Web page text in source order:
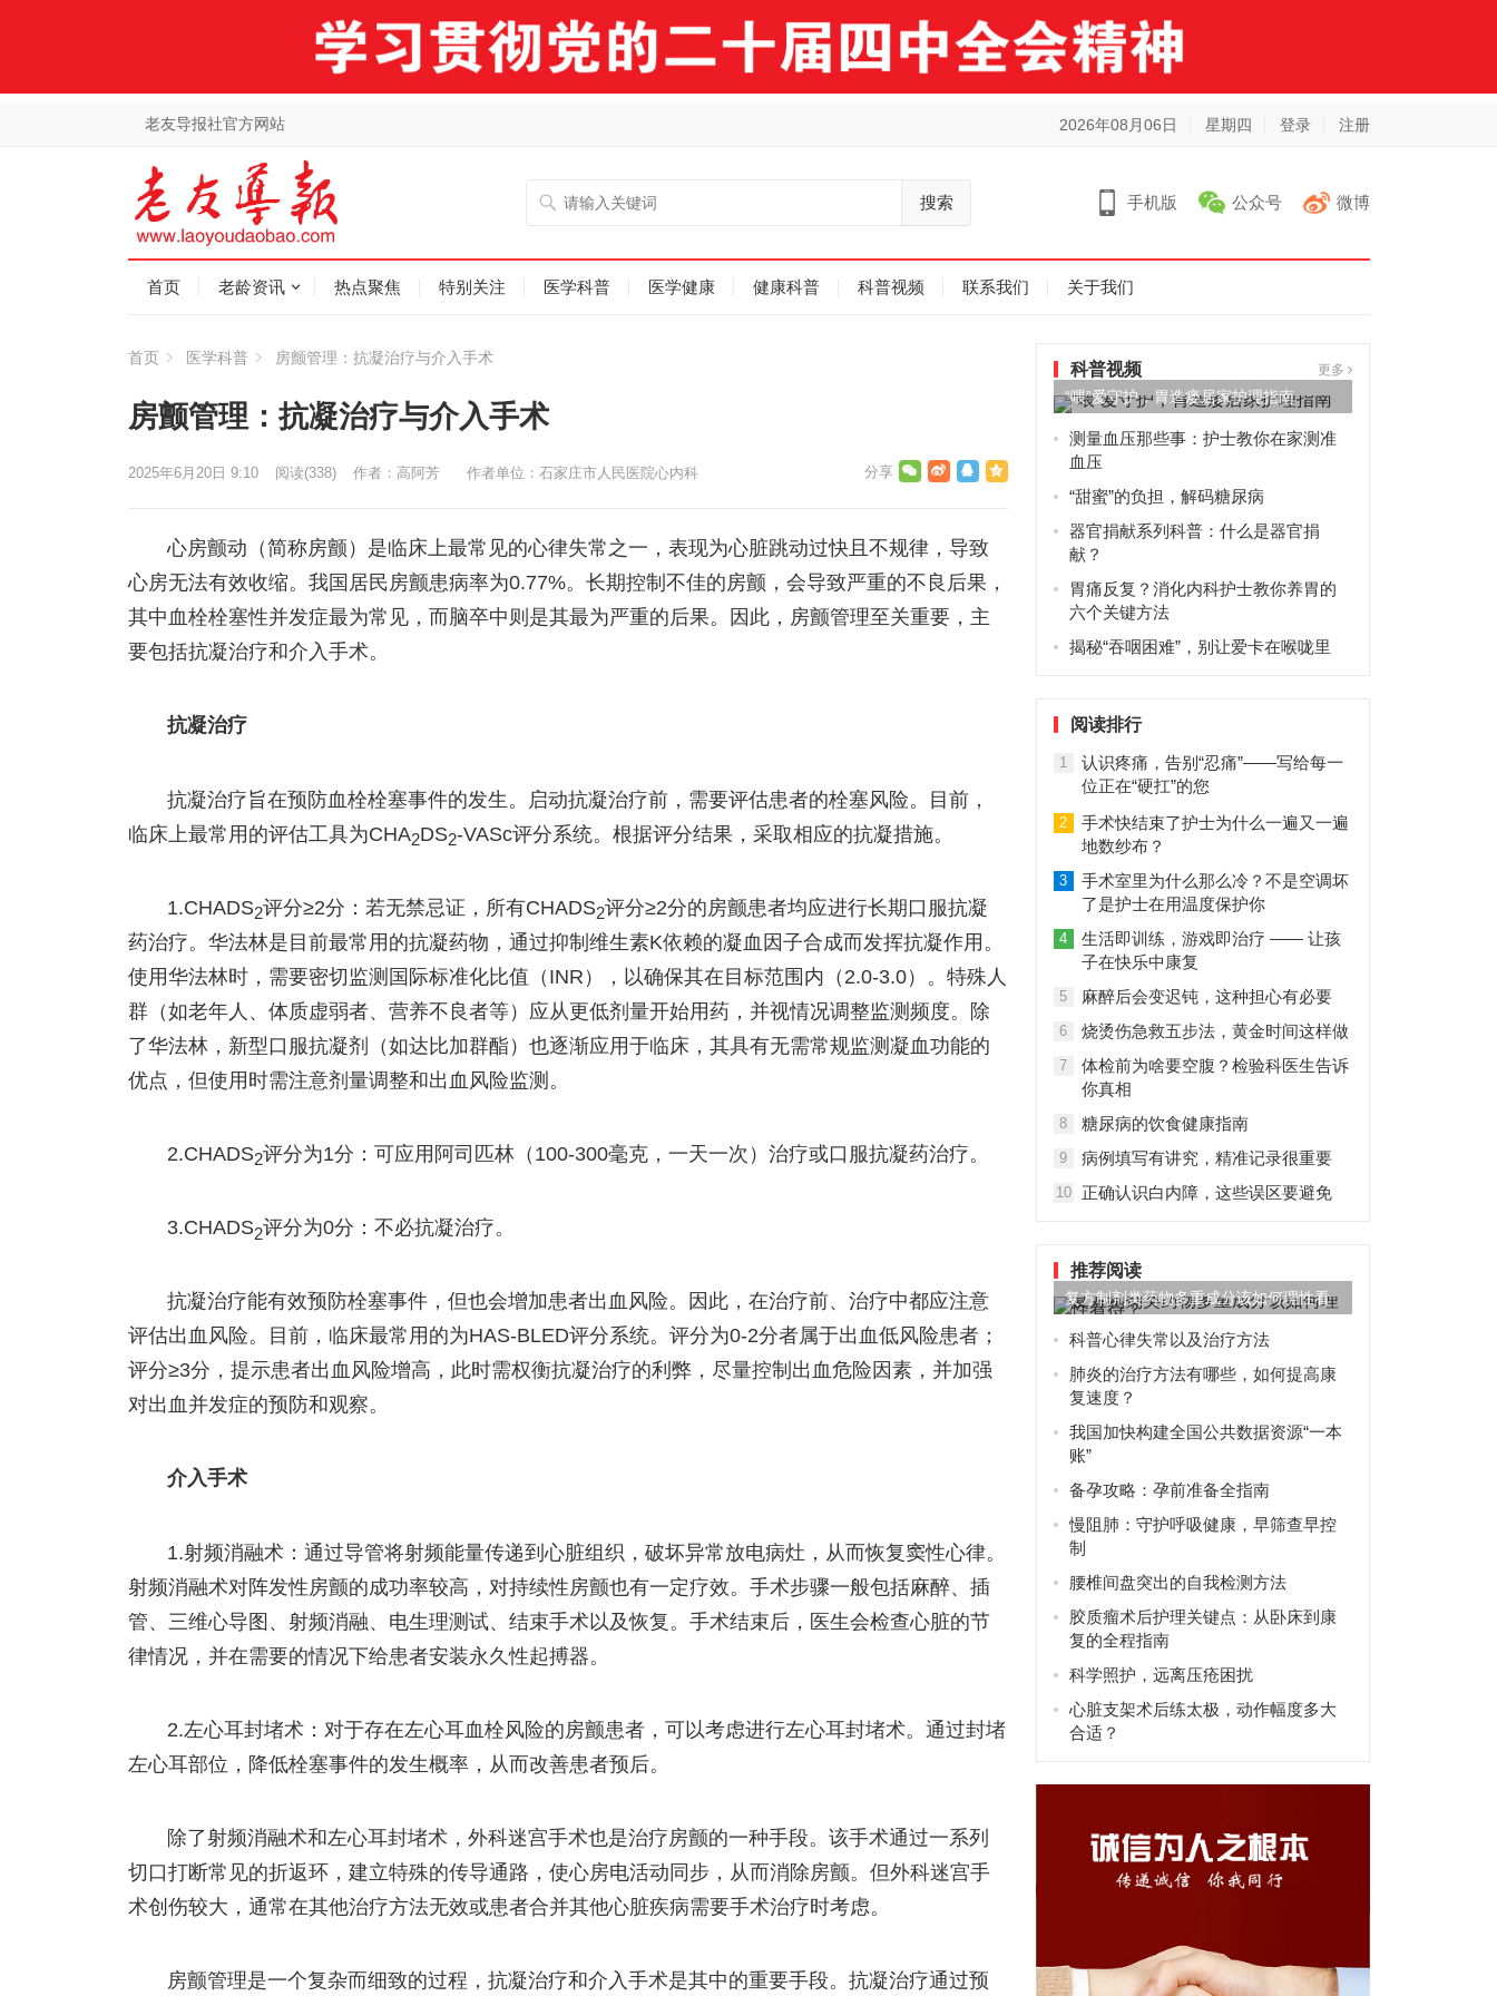
老友导报社官方网站 2026年08月06日 星期四 登录 注册
搜索 手机版 公众号 微博
首页 老龄资讯 热点聚焦 特别关注 医学科普 医学健康 健康科普 科普视频 联系我们 关于我们
首页 医学科普 房颤管理：抗凝治疗与介入手术
房颤管理：抗凝治疗与介入手术
作者：高阿芳 作者单位：石家庄市人民医院心内科
2025年6月20日 9:10 阅读(338)
心房颤动（简称房颤）是临床上最常见的心律失常之一，表现为心脏跳动过快且不规律，导致
心房无法有效收缩。我国居民房颤患病率为0.77%。长期控制不佳的房颤，会导致严重的不良后果，
其中血栓栓塞性并发症最为常见，而脑卒中则是其最为严重的后果。因此，房颤管理至关重要，主
要包括抗凝治疗和介入手术。
抗凝治疗
抗凝治疗旨在预防血栓栓塞事件的发生。启动抗凝治疗前，需要评估患者的栓塞风险。目前，
临床上最常用的评估工具为CHA2DS2-VASc评分系统。根据评分结果，采取相应的抗凝措施。
1.CHADS2评分≥2分：若无禁忌证，所有CHADS2评分≥2分的房颤患者均应进行长期口服抗凝
药治疗。华法林是目前最常用的抗凝药物，通过抑制维生素K依赖的凝血因子合成而发挥抗凝作用。
使用华法林时，需要密切监测国际标准化比值（INR），以确保其在目标范围内（2.0-3.0）。特殊人
群（如老年人、体质虚弱者、营养不良者等）应从更低剂量开始用药，并视情况调整监测频度。除
了华法林，新型口服抗凝剂（如达比加群酯）也逐渐应用于临床，其具有无需常规监测凝血功能的
优点，但使用时需注意剂量调整和出血风险监测。
2.CHADS2评分为1分：可应用阿司匹林（100-300毫克，一天一次）治疗或口服抗凝药治疗。
3.CHADS2评分为0分：不必抗凝治疗。
抗凝治疗能有效预防栓塞事件，但也会增加患者出血风险。因此，在治疗前、治疗中都应注意
评估出血风险。目前，临床最常用的为HAS-BLED评分系统。评分为0-2分者属于出血低风险患者；
评分≥3分，提示患者出血风险增高，此时需权衡抗凝治疗的利弊，尽量控制出血危险因素，并加强
对出血并发症的预防和观察。
介入手术
1.射频消融术：通过导管将射频能量传递到心脏组织，破坏异常放电病灶，从而恢复窦性心律。
射频消融术对阵发性房颤的成功率较高，对持续性房颤也有一定疗效。手术步骤一般包括麻醉、插
管、三维心导图、射频消融、电生理测试、结束手术以及恢复。手术结束后，医生会检查心脏的节
律情况，并在需要的情况下给患者安装永久性起搏器。
2.左心耳封堵术：对于存在左心耳血栓风险的房颤患者，可以考虑进行左心耳封堵术。通过封堵
左心耳部位，降低栓塞事件的发生概率，从而改善患者预后。
除了射频消融术和左心耳封堵术，外科迷宫手术也是治疗房颤的一种手段。该手术通过一系列
切口打断常见的折返环，建立特殊的传导通路，使心房电活动同步，从而消除房颤。但外科迷宫手
术创伤较大，通常在其他治疗方法无效或患者合并其他心脏疾病需要手术治疗时考虑。
房颤管理是一个复杂而细致的过程，抗凝治疗和介入手术是其中的重要手段。抗凝治疗通过预
科普视频 更多
“喂”爱守护，胃造瘘居家护理指南
测量血压那些事：护士教你在家测准
血压
“甜蜜”的负担，解码糖尿病
器官捐献系列科普：什么是器官捐
献？
胃痛反复？消化内科护士教你养胃的
六个关键方法
揭秘“吞咽困难”，别让爱卡在喉咙里
阅读排行
1
认识疼痛，告别“忍痛”——写给每一
位正在“硬扛”的您
2
手术快结束了护士为什么一遍又一遍
地数纱布？
3
手术室里为什么那么冷？不是空调坏
了是护士在用温度保护你
4
生活即训练，游戏即治疗 —— 让孩
子在快乐中康复
5 麻醉后会变迟钝，这种担心有必要
6 烧烫伤急救五步法，黄金时间这样做
7
体检前为啥要空腹？检验科医生告诉
你真相
8 糖尿病的饮食健康指南
9 病例填写有讲究，精准记录很重要
10 正确认识白内障，这些误区要避免
推荐阅读
复方制剂类药物多重成分该如何理性看
待？
科普心律失常以及治疗方法
肺炎的治疗方法有哪些，如何提高康
复速度？
我国加快构建全国公共数据资源“一本
账”
备孕攻略：孕前准备全指南
慢阻肺：守护呼吸健康，早筛查早控
制
腰椎间盘突出的自我检测方法
胶质瘤术后护理关键点：从卧床到康
复的全程指南
科学照护，远离压疮困扰
心脏支架术后练太极，动作幅度多大
合适？